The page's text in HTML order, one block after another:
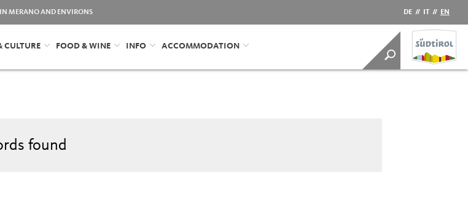
MERANO AND ENVIRONS DE // IT // EN
CULTURE FOOD & WINE INFO ACCOMMODATION
found